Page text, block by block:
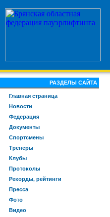
РАЗДЕЛЫ САЙТА
Главная страница
Новости
Федерация
Документы
Спортсмены
Тренеры
Клубы
Протоколы
Рекорды, рейтинги
Пресса
Фото
Видео